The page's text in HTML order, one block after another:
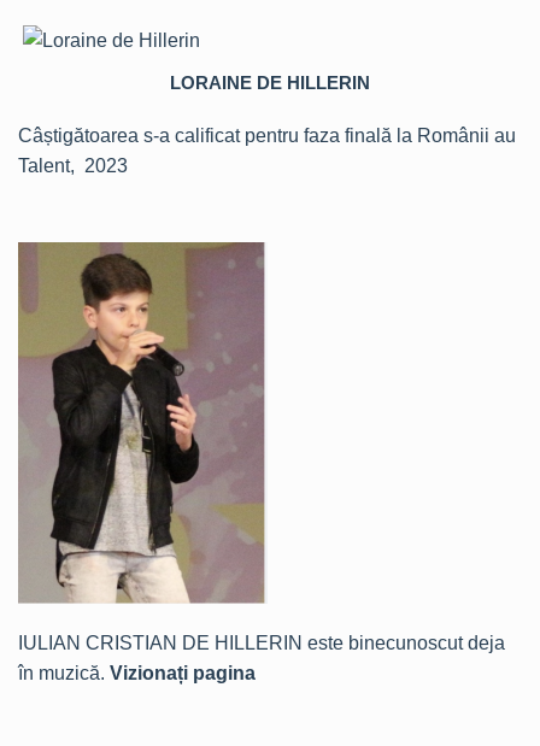
LORAINE DE HILLERIN
Câștigătoarea s-a calificat pentru faza finală la Românii au
Talent, 2023
IULIAN CRISTIAN DE HILLERIN este binecunoscut deja
în muzică. Vizionați pagina